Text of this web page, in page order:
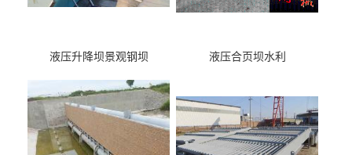
液压升降坝景观钢坝 液压合页坝水利